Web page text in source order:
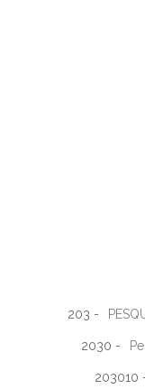
203 -
2030 -
203010